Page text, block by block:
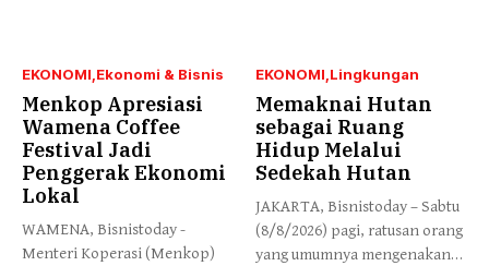
EKONOMI Ekonomi & Bisnis
Menkop Apresiasi
Wamena Coffee
Festival Jadi
Penggerak Ekonomi
Lokal
WAMENA, Bisnistoday -
Menteri Koperasi (Menkop)
EKONOMI Lingkungan
Memaknai Hutan
sebagai Ruang
Hidup Melalui
Sedekah Hutan
JAKARTA, Bisnistoday – Sabtu
(8/8/2026) pagi, ratusan orang
yang umumnya mengenakan